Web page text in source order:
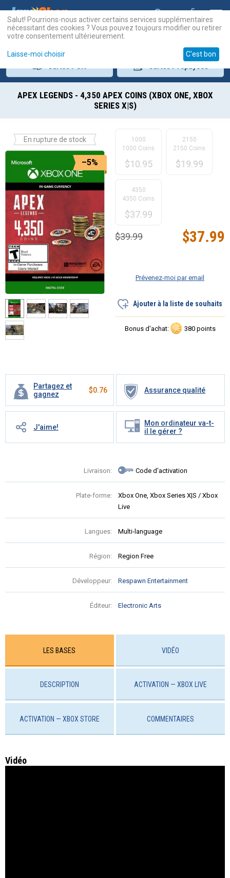
APEX LEGENDS - 4,350 APEX COINS (XBOX ONE, XBOX
SERIES X|S)
En rupture de stock
–5%
Partagez et
gagnez
$0.76 Assurance qualité
J'aime!
Mon ordinateur va-t-
il le gérer ?
Livraison: Code d'activation
Plate-forme:
Xbox One, Xbox Series X|S / Xbox
Live
Langues: Multi-language
Région: Region Free
Développeur: Respawn Entertainment
Éditeur: Electronic Arts
1000
1000 Coins
$10.95
2150
2150 Coins
$19.99
4350
4350 Coins
$37.99
$37.99
$39.99
Prévenez-moi par email
Ajouter à la liste de souhaits
Bonus d'achat: 380 points
LES BASES VIDÉO
DESCRIPTION ACTIVATION — XBOX LIVE
ACTIVATION — ХBOX STORE COMMENTAIRES
Vidéo
Salut! Pourrions-nous activer certains services supplémentaires
nécessitant des cookies ? Vous pouvez toujours modifier ou retirer
votre consentement ultérieurement.
Laisse-moi choisir C'est bon